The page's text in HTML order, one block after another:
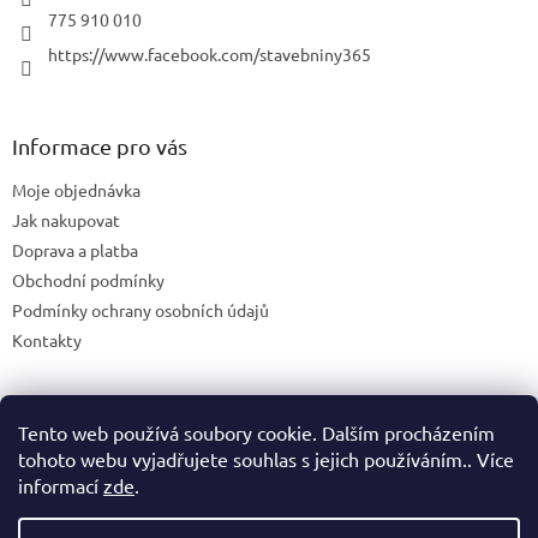
Tento web používá soubory cookie. Dalším procházením
tohoto webu vyjadřujete souhlas s jejich používáním.. Více
informací zde.
775 910 010
https://www.facebook.com/stavebniny365
Informace pro vás
Moje objednávka
Jak nakupovat
Doprava a platba
Obchodní podmínky
Podmínky ochrany osobních údajů
Kontakty
Blog